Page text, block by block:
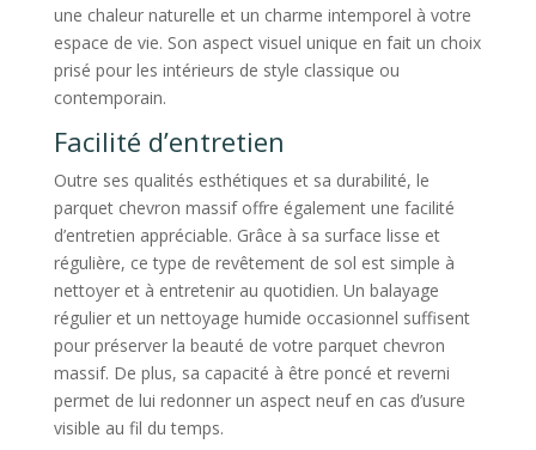
une chaleur naturelle et un charme intemporel à votre
espace de vie. Son aspect visuel unique en fait un choix
prisé pour les intérieurs de style classique ou
contemporain.
Facilité d’entretien
Outre ses qualités esthétiques et sa durabilité, le
parquet chevron massif offre également une facilité
d’entretien appréciable. Grâce à sa surface lisse et
régulière, ce type de revêtement de sol est simple à
nettoyer et à entretenir au quotidien. Un balayage
régulier et un nettoyage humide occasionnel suffisent
pour préserver la beauté de votre parquet chevron
massif. De plus, sa capacité à être poncé et reverni
permet de lui redonner un aspect neuf en cas d’usure
visible au fil du temps.